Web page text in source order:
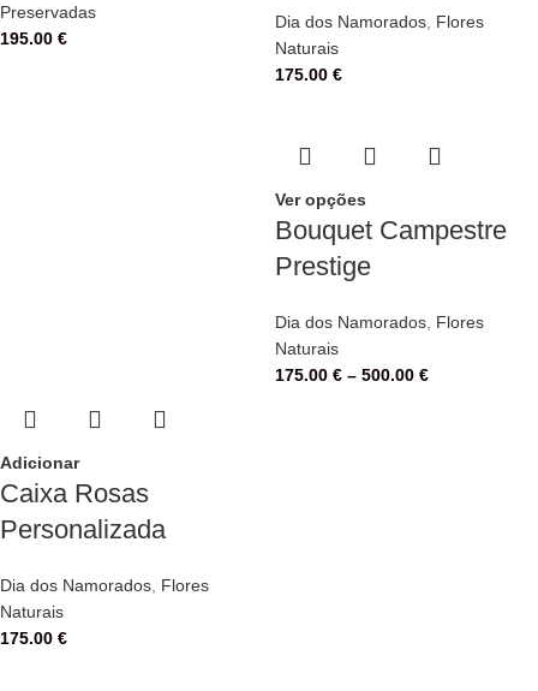
Preservadas
195.00 €
Dia dos Namorados Flores
Naturais
175.00 €
Adicionar
Caixa Rosas
Personalizada
Dia dos Namorados Flores
Naturais
175.00 €
Ver opções
Bouquet Campestre
Prestige
Dia dos Namorados Flores
Naturais
175.00 € – 500.00 €